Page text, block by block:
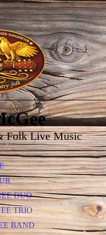
Folk Live Music
DUO
TRIO
BAND